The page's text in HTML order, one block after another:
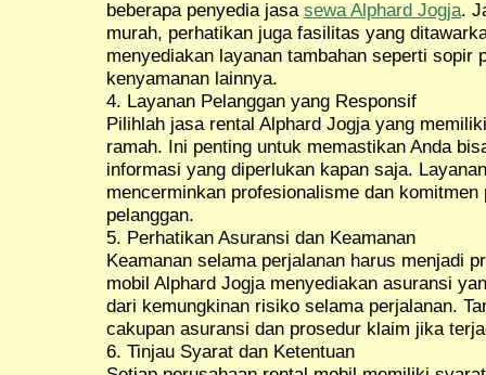
beberapa penyedia jasa sewa Alphard Jogja.
murah, perhatikan juga fasilitas yang
menyediakan layanan tambahan seperti
kenyamanan lainnya.
4. Layanan Pelanggan yang Responsif
Pilihlah jasa rental Alphard Jogja yang
ramah. Ini penting untuk memastikan Anda
informasi yang diperlukan kapan saja.
mencerminkan profesionalisme dan
pelanggan.
5. Perhatikan Asuransi dan Keamanan
Keamanan selama perjalanan harus menjadi
mobil Alphard Jogja menyediakan asuransi
dari kemungkinan risiko selama perjalanan.
cakupan asuransi dan prosedur klaim jika
6. Tinjau Syarat dan Ketentuan